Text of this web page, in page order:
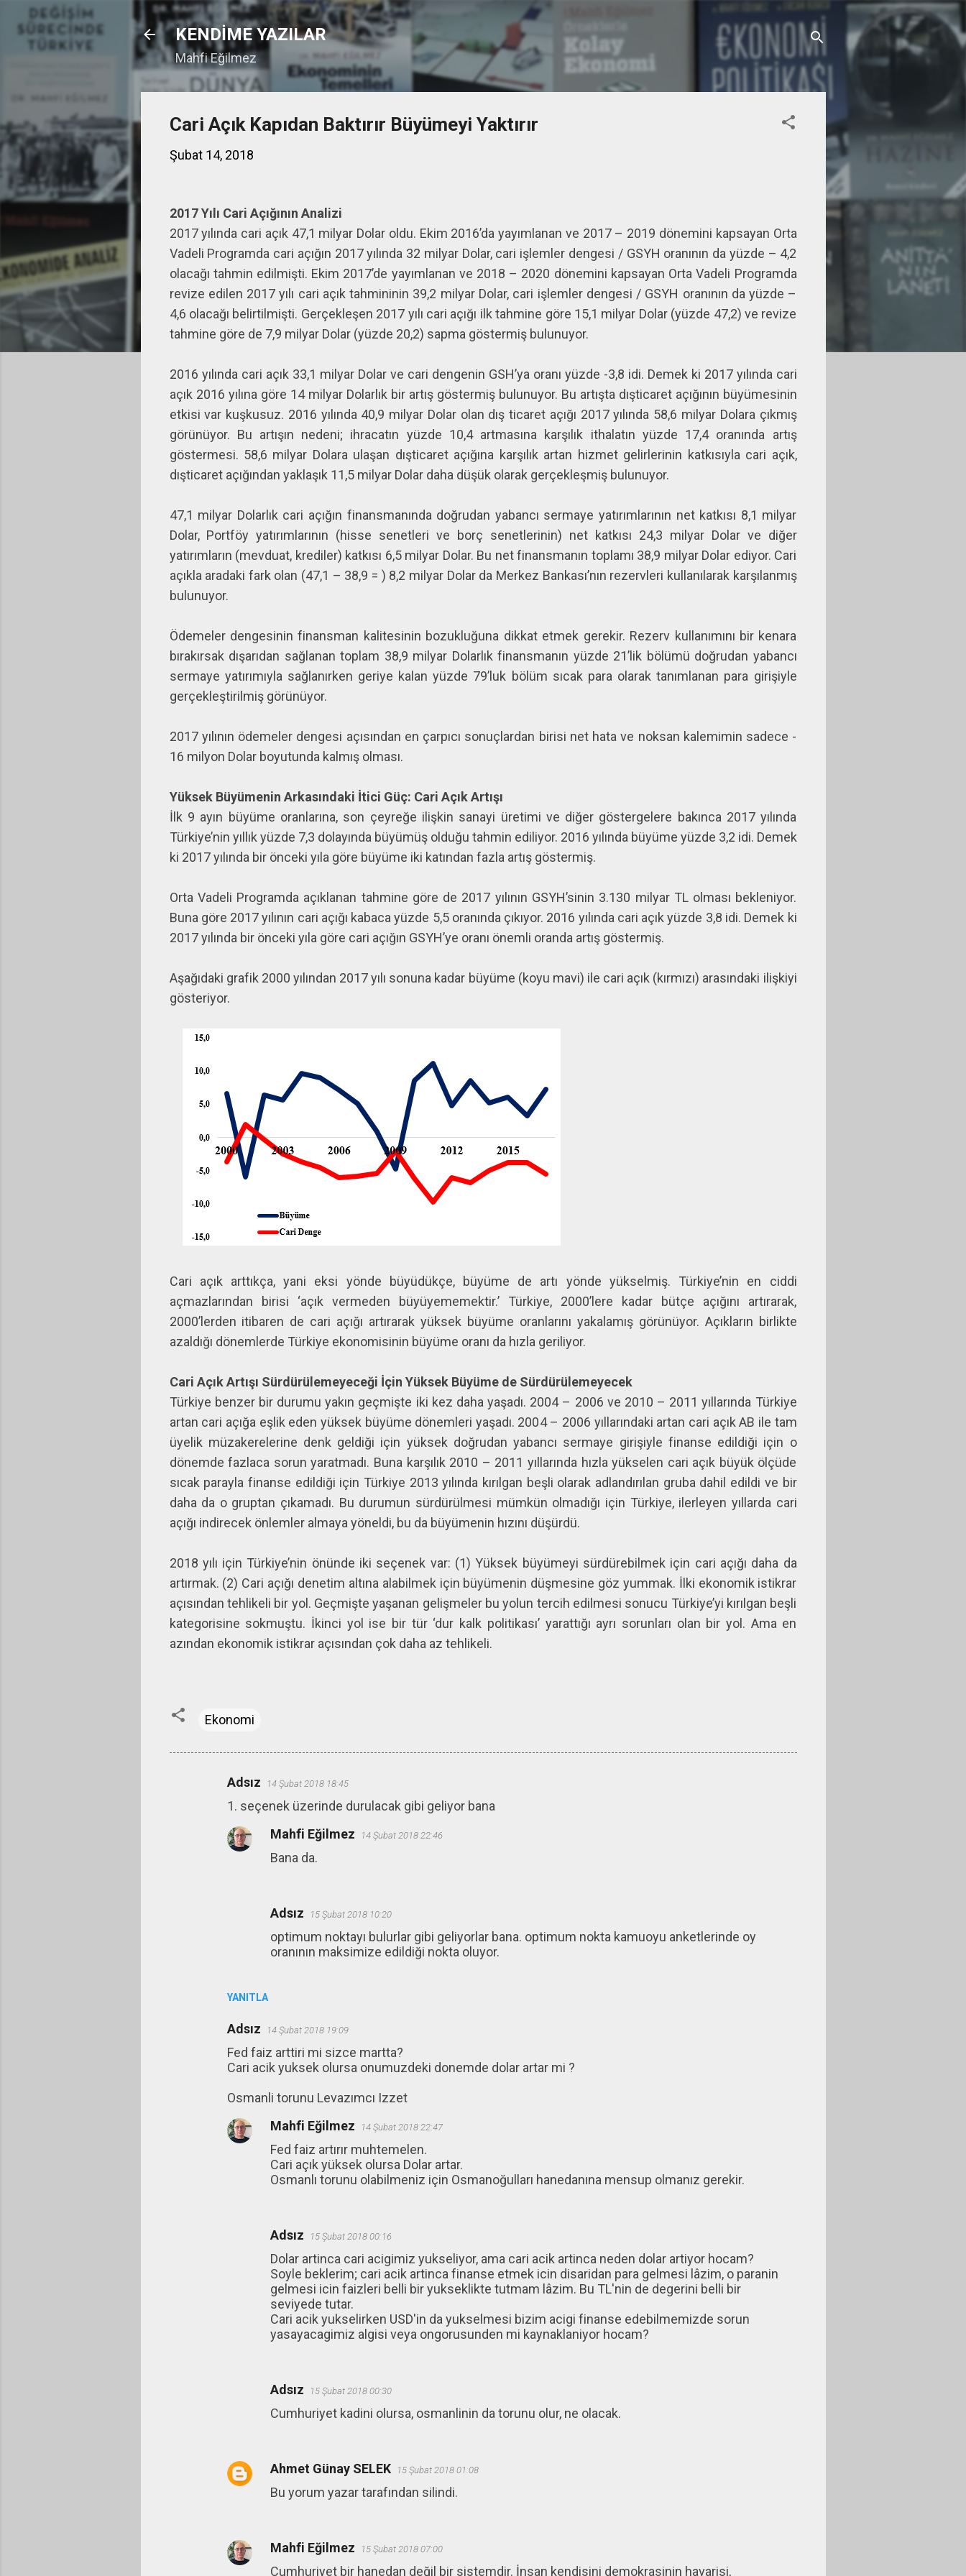
Ana içeriğe atla
KENDİME YAZILAR
Mahfi Eğilmez
Cari Açık Kapıdan Baktırır Büyümeyi Yaktırır
Şubat 14, 2018
2017 Yılı Cari Açığının Analizi
2017 yılında cari açık 47,1 milyar Dolar oldu. Ekim 2016’da yayımlanan ve 2017 – 2019 dönemini kapsayan Orta
Vadeli Programda cari açığın 2017 yılında 32 milyar Dolar, cari işlemler dengesi / GSYH oranının da yüzde – 4,2
olacağı tahmin edilmişti. Ekim 2017’de yayımlanan ve 2018 – 2020 dönemini kapsayan Orta Vadeli Programda
revize edilen 2017 yılı cari açık tahmininin 39,2 milyar Dolar, cari işlemler dengesi / GSYH oranının da yüzde –
4,6 olacağı belirtilmişti. Gerçekleşen 2017 yılı cari açığı ilk tahmine göre 15,1 milyar Dolar (yüzde 47,2) ve revize
tahmine göre de 7,9 milyar Dolar (yüzde 20,2) sapma göstermiş bulunuyor.
2016 yılında cari açık 33,1 milyar Dolar ve cari dengenin GSH’ya oranı yüzde -3,8 idi. Demek ki 2017 yılında cari
açık 2016 yılına göre 14 milyar Dolarlık bir artış göstermiş bulunuyor. Bu artışta dışticaret açığının büyümesinin
etkisi var kuşkusuz. 2016 yılında 40,9 milyar Dolar olan dış ticaret açığı 2017 yılında 58,6 milyar Dolara çıkmış
görünüyor. Bu artışın nedeni; ihracatın yüzde 10,4 artmasına karşılık ithalatın yüzde 17,4 oranında artış
göstermesi. 58,6 milyar Dolara ulaşan dışticaret açığına karşılık artan hizmet gelirlerinin katkısıyla cari açık,
dışticaret açığından yaklaşık 11,5 milyar Dolar daha düşük olarak gerçekleşmiş bulunuyor.
47,1 milyar Dolarlık cari açığın finansmanında doğrudan yabancı sermaye yatırımlarının net katkısı 8,1 milyar
Dolar, Portföy yatırımlarının (hisse senetleri ve borç senetlerinin) net katkısı 24,3 milyar Dolar ve diğer
yatırımların (mevduat, krediler) katkısı 6,5 milyar Dolar. Bu net finansmanın toplamı 38,9 milyar Dolar ediyor. Cari
açıkla aradaki fark olan (47,1 – 38,9 = ) 8,2 milyar Dolar da Merkez Bankası’nın rezervleri kullanılarak karşılanmış
bulunuyor.
Ödemeler dengesinin finansman kalitesinin bozukluğuna dikkat etmek gerekir. Rezerv kullanımını bir kenara
bırakırsak dışarıdan sağlanan toplam 38,9 milyar Dolarlık finansmanın yüzde 21’lik bölümü doğrudan yabancı
sermaye yatırımıyla sağlanırken geriye kalan yüzde 79’luk bölüm sıcak para olarak tanımlanan para girişiyle
gerçekleştirilmiş görünüyor.
2017 yılının ödemeler dengesi açısından en çarpıcı sonuçlardan birisi net hata ve noksan kalemimin sadece -
16 milyon Dolar boyutunda kalmış olması.
Yüksek Büyümenin Arkasındaki İtici Güç: Cari Açık Artışı
İlk 9 ayın büyüme oranlarına, son çeyreğe ilişkin sanayi üretimi ve diğer göstergelere bakınca 2017 yılında
Türkiye’nin yıllık yüzde 7,3 dolayında büyümüş olduğu tahmin ediliyor. 2016 yılında büyüme yüzde 3,2 idi. Demek
ki 2017 yılında bir önceki yıla göre büyüme iki katından fazla artış göstermiş.
Orta Vadeli Programda açıklanan tahmine göre de 2017 yılının GSYH’sinin 3.130 milyar TL olması bekleniyor.
Buna göre 2017 yılının cari açığı kabaca yüzde 5,5 oranında çıkıyor. 2016 yılında cari açık yüzde 3,8 idi. Demek ki
2017 yılında bir önceki yıla göre cari açığın GSYH’ye oranı önemli oranda artış göstermiş.
Aşağıdaki grafik 2000 yılından 2017 yılı sonuna kadar büyüme (koyu mavi) ile cari açık (kırmızı) arasındaki ilişkiyi
gösteriyor.
Cari açık arttıkça, yani eksi yönde büyüdükçe, büyüme de artı yönde yükselmiş. Türkiye’nin en ciddi
açmazlarından birisi ‘açık vermeden büyüyememektir.’ Türkiye, 2000’lere kadar bütçe açığını artırarak,
2000’lerden itibaren de cari açığı artırarak yüksek büyüme oranlarını yakalamış görünüyor. Açıkların birlikte
azaldığı dönemlerde Türkiye ekonomisinin büyüme oranı da hızla geriliyor.
Cari Açık Artışı Sürdürülemeyeceği İçin Yüksek Büyüme de Sürdürülemeyecek
Türkiye benzer bir durumu yakın geçmişte iki kez daha yaşadı. 2004 – 2006 ve 2010 – 2011 yıllarında Türkiye
artan cari açığa eşlik eden yüksek büyüme dönemleri yaşadı. 2004 – 2006 yıllarındaki artan cari açık AB ile tam
üyelik müzakerelerine denk geldiği için yüksek doğrudan yabancı sermaye girişiyle finanse edildiği için o
dönemde fazlaca sorun yaratmadı. Buna karşılık 2010 – 2011 yıllarında hızla yükselen cari açık büyük ölçüde
sıcak parayla finanse edildiği için Türkiye 2013 yılında kırılgan beşli olarak adlandırılan gruba dahil edildi ve bir
daha da o gruptan çıkamadı. Bu durumun sürdürülmesi mümkün olmadığı için Türkiye, ilerleyen yıllarda cari
açığı indirecek önlemler almaya yöneldi, bu da büyümenin hızını düşürdü.
2018 yılı için Türkiye’nin önünde iki seçenek var: (1) Yüksek büyümeyi sürdürebilmek için cari açığı daha da
artırmak. (2) Cari açığı denetim altına alabilmek için büyümenin düşmesine göz yummak. İlki ekonomik istikrar
açısından tehlikeli bir yol. Geçmişte yaşanan gelişmeler bu yolun tercih edilmesi sonucu Türkiye’yi kırılgan beşli
kategorisine sokmuştu. İkinci yol ise bir tür ‘dur kalk politikası’ yarattığı ayrı sorunları olan bir yol. Ama en
azından ekonomik istikrar açısından çok daha az tehlikeli.
Ekonomi
Adsız 14 Şubat 2018 18:45
1. seçenek üzerinde durulacak gibi geliyor bana
YANITLA
Mahfi Eğilmez 14 Şubat 2018 22:46
Bana da.
Adsız 15 Şubat 2018 10:20
optimum noktayı bulurlar gibi geliyorlar bana. optimum nokta kamuoyu anketlerinde oy
oranının maksimize edildiği nokta oluyor.
Adsız 14 Şubat 2018 19:09
Fed faiz arttiri mi sizce martta?
Cari acik yuksek olursa onumuzdeki donemde dolar artar mi ?
Osmanli torunu Levazımcı Izzet
Mahfi Eğilmez
14 Şubat 2018 22:47
Fed faiz artırır muhtemelen.
Cari açık yüksek olursa Dolar artar.
Osmanlı torunu olabilmeniz için Osmanoğulları hanedanına mensup olmanız gerekir.
Adsız 15 Şubat 2018 00:16
Dolar artinca cari acigimiz yukseliyor, ama cari acik artinca neden dolar artiyor hocam?
Soyle beklerim; cari acik artinca finanse etmek icin disaridan para gelmesi lâzim, o paranin
gelmesi icin faizleri belli bir yukseklikte tutmam lâzim. Bu TL'nin de degerini belli bir
seviyede tutar.
Cari acik yukselirken USD'in da yukselmesi bizim acigi finanse edebilmemizde sorun
yasayacagimiz algisi veya ongorusunden mi kaynaklaniyor hocam?
Adsız 15 Şubat 2018 00:30
Cumhuriyet kadini olursa, osmanlinin da torunu olur, ne olacak.
Ahmet Günay SELEK 15 Şubat 2018 01:08
Bu yorum yazar tarafından silindi.
Mahfi Eğilmez 15 Şubat 2018 07:00
Cumhuriyet bir hanedan değil bir sistemdir. İnsan kendisini demokrasinin havarisi,